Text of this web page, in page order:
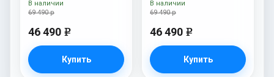
69 490 р
46 490 e
Купить
В наличии
69 490 р
46 490 e
Купить
В наличии